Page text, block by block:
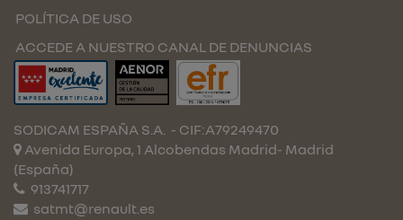
POLÍTICA DE USO
ACCEDE A NUESTRO CANAL DE DENUNCIAS
SODICAM ESPAÑA S.A. - CIF:A79249470
Avenida Europa, 1 Alcobendas Madrid- Madrid
(España)
913741717
satmt@renault.es